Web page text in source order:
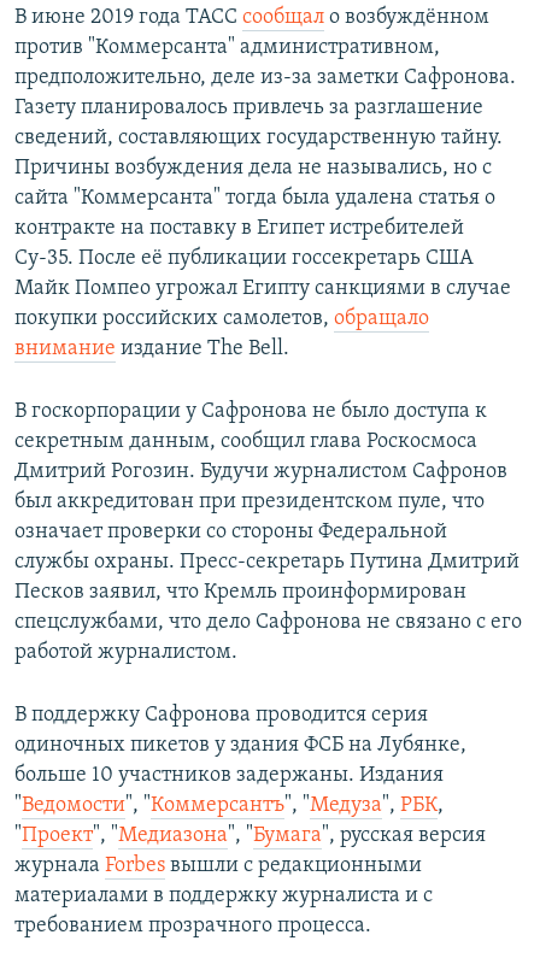
В июне 2019 года ТАСС сообщал о возбуждённом
против "Коммерсанта" административном,
предположительно, деле из-за заметки Сафронова.
Газету планировалось привлечь за разглашение
сведений, составляющих государственную тайну.
Причины возбуждения дела не назывались, но с
сайта "Коммерсанта" тогда была удалена статья о
контракте на поставку в Египет истребителей
Су-35. После её публикации госсекретарь США
Майк Помпео угрожал Египту санкциями в случае
покупки российских самолетов, обращало
внимание издание The Bell.
В госкорпорации у Сафронова не было доступа к
секретным данным, сообщил глава Роскосмоса
Дмитрий Рогозин. Будучи журналистом Сафронов
был аккредитован при президентском пуле, что
означает проверки со стороны Федеральной
службы охраны. Пресс-секретарь Путина Дмитрий
Песков заявил, что Кремль проинформирован
спецслужбами, что дело Сафронова не связано с его
работой журналистом.
В поддержку Сафронова проводится серия
одиночных пикетов у здания ФСБ на Лубянке,
больше 10 участников задержаны. Издания
"Ведомости", "Коммерсантъ", "Медуза", РБК,
"Проект", "Медиазона", "Бумага", русская версия
журнала Forbes вышли с редакционными
материалами в поддержку журналиста и с
требованием прозрачного процесса.